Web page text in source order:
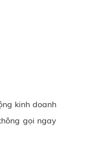
kinh doanh
gọi ngay